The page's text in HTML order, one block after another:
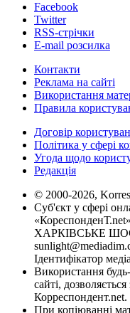
Facebook
Twitter
RSS-стрічки
E-mail розсилка
Контакти
Реклама на сайті
Використання
Правила
Договір
Політика у сфері
Угода щодо
Редакція
© 2000-2026,
Суб'єкт у сфері
ХАРКІВСЬКЕ
Ідентифікатор
Використання
сайті,
Корреспондент.net.
При копіюванні